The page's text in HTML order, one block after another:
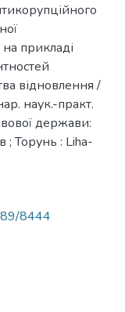
на прикладі
відновлення /
наук.-практ.
держави:
; Торунь : Liha-
8444